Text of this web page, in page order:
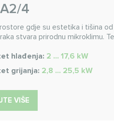
4
gdje su estetika i tišina
stvara prirodnu mikroklimu.
hlađenja: 2 ... 17,6 kW
grijanja: 2,8 ... 25,5 kW
VIŠE